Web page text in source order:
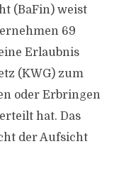
(BaFin) weist
69
Erlaubnis
(KWG) zum
oder Erbringen
hat. Das
der Aufsicht